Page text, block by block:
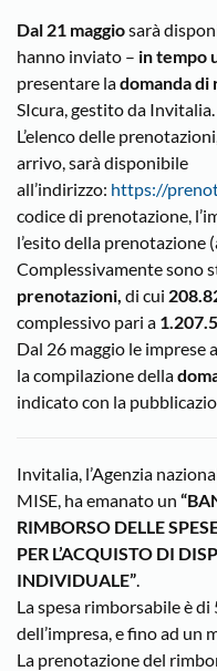
Dal 21 maggiosarà
hanno inviato – in tempo
presentare ladomanda di
SIcura, gestito da Invitalia.
L’elenco delle
arrivo, sarà disponibile
all’indirizzo: https://
codice di prenotazione,
l’esito della prenotazione
Complessivamente sono
prenotazioni, di cui
complessivo pari a
Dal 26 maggio le imprese
la compilazione della
indicato con la
Invitalia, l’Agenzia
MISE, ha emanato un
RIMBORSO DELLE
PER L’ACQUISTO DI
INDIVIDUALE”.
La spesa rimborsabile è
dell’impresa, e fino ad un
La prenotazione del